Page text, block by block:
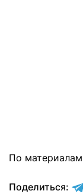
По материалам
Поделиться: